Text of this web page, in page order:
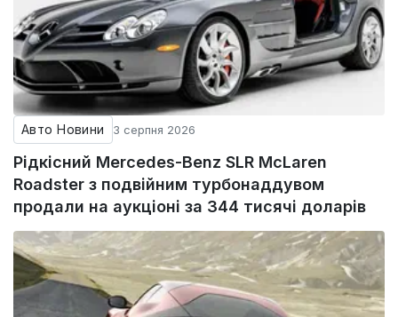
Авто Новини 3 серпня 2026
Рідкісний Mercedes-Benz SLR McLaren
Roadster з подвійним турбонаддувом
продали на аукціоні за 344 тисячі доларів